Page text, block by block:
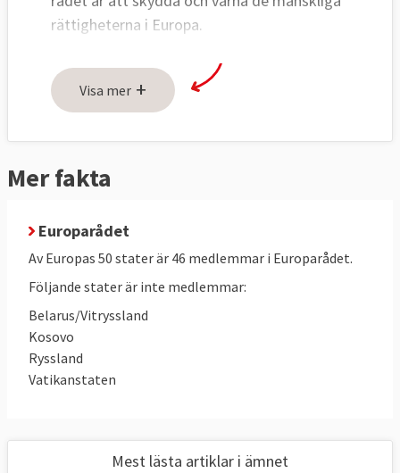
rättigheterna i Europa.
Läs mer
Visa mer +
Mer fakta
Europarådet
Av Europas 50 stater är 46 medlemmar i Europarådet.
Följande stater är inte medlemmar:
Belarus/Vitryssland
Kosovo
Ryssland
Vatikanstaten
Mest lästa artiklar i ämnet